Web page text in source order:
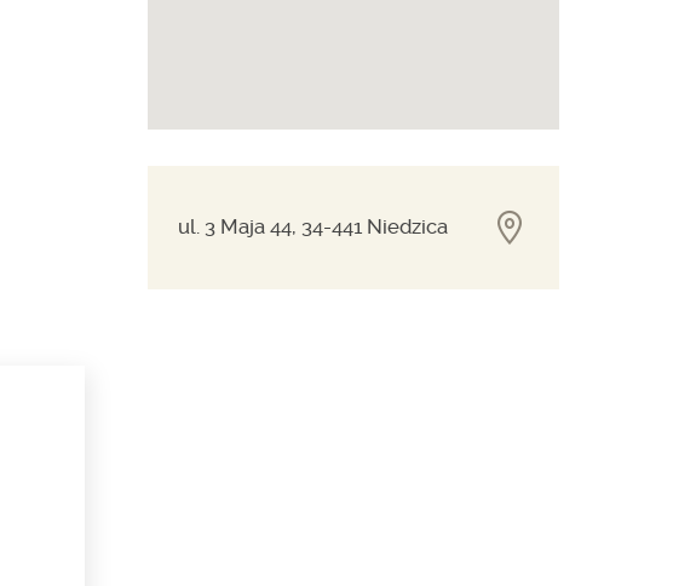
ul. 3 Maja 44, 34-441 Niedzica